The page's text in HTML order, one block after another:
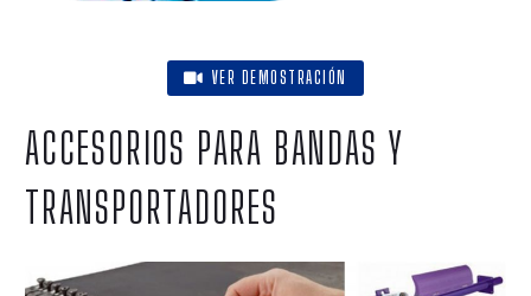
VER DEMOSTRACIÓN
ACCESORIOS PARA BANDAS Y
TRANSPORTADORES